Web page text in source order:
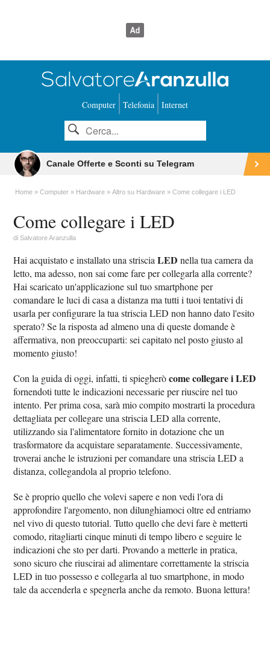
Computer Telefonia Internet
Canale Offerte e Sconti su Telegram
Home Computer Hardware Altro su Hardware Come collegare i LED
Come collegare i LED
diSalvatore Aranzulla
Hai acquistato e installato una strisciaLED nella tua camera da
letto, ma adesso, non sai come fare per collegarla alla corrente?
Hai scaricato un'applicazione sul tuo smartphone per
comandare le luci di casa a distanza ma tutti i tuoi tentativi di
usarla per configurare la tua striscia LED non hanno dato l'esito
sperato? Se la risposta ad almeno una di queste domande è
affermativa, non preoccuparti: sei capitato nel posto giusto al
momento giusto!
Con la guida di oggi, infatti, ti spiegheròcome collegare i LED
fornendoti tutte le indicazioni necessarie per riuscire nel tuo
intento. Per prima cosa, sarà mio compito mostrarti la procedura
dettagliata per collegare una striscia LED alla corrente,
utilizzando sia l'alimentatore fornito in dotazione che un
trasformatore da acquistare separatamente. Successivamente,
troverai anche le istruzioni per comandare una striscia LED a
distanza, collegandola al proprio telefono.
Se è proprio quello che volevi sapere e non vedi l'ora di
approfondire l'argomento, non dilunghiamoci oltre ed entriamo
nel vivo di questo tutorial. Tutto quello che devi fare è metterti
comodo, ritagliarti cinque minuti di tempo libero e seguire le
indicazioni che sto per darti. Provando a metterle in pratica,
sono sicuro che riuscirai ad alimentare correttamente la striscia
LED in tuo possesso e collegarla al tuo smartphone, in modo
tale da accenderla e spegnerla anche da remoto. Buona lettura!